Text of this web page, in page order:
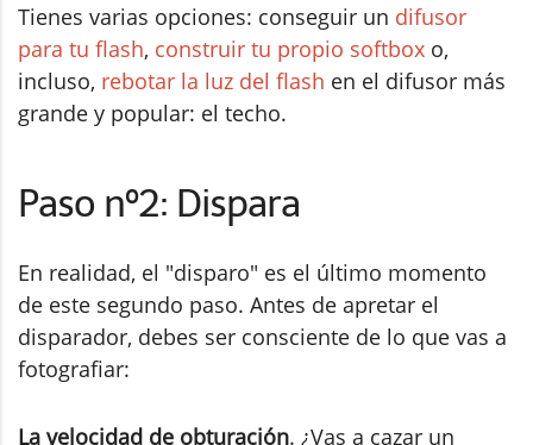
Tienes varias opciones: conseguir un difusor
para tu flash, construir tu propio softbox o,
incluso, rebotar la luz del flash en el difusor más
grande y popular: el techo.
Paso nº2: Dispara
En realidad, el "disparo" es el último momento
de este segundo paso. Antes de apretar el
disparador, debes ser consciente de lo que vas a
fotografiar:
La velocidad de obturación. ¿Vas a cazar un